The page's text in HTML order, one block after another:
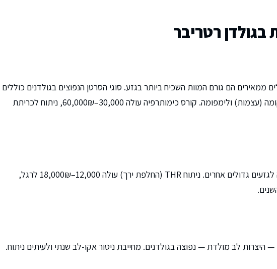
בגולדן רטריבר
ממאירים הם גורם המוות השכיח ביותר בגזע. סוגי הסרטן הנפוצים בגולדנים כוללים
המנגיוסרקומה (טחול, לב), אוסטאוסרקומה (עצמות) ולימפומה. קורס כימותרפיה עולה 30,000–60,000₪, ניתוח לכריתת
גולדנים נוטים לדיספלסיה בירך, בדומה לגזעים גדולים אחרים. ניתוח THR (החלפת ירך) עולה 12,000–18,000₪ לרגל,